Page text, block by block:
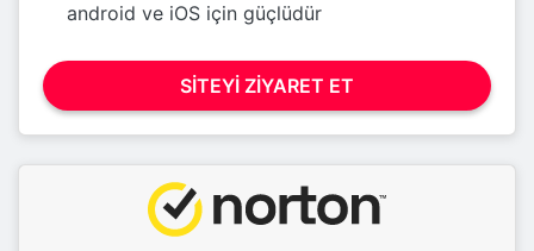
android ve iOS için güçlüdür
SITEYI ZIYARET ET